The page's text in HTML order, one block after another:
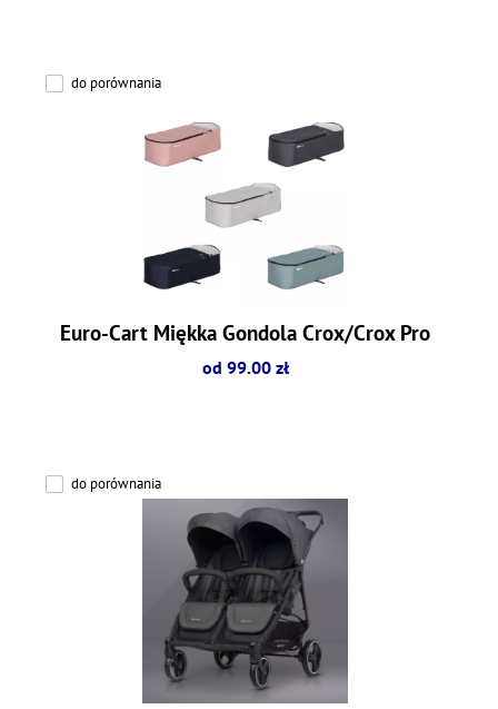
do porównania
Euro-Cart Miękka Gondola Crox/Crox Pro
od 99.00 zł
do porównania